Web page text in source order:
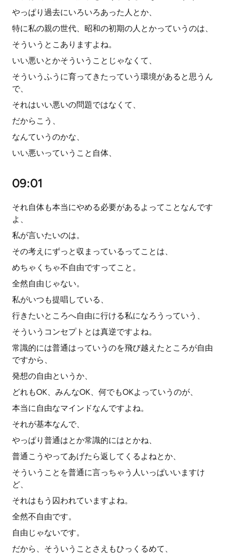
やっぱり過去にいろいろあった人とか、
特に私の親の世代、昭和の初期の人とかっていうのは、
そういうとこありますよね。
いい悪いとかそういうことじゃなくて、
そういうふうに育ってきたっていう環境があると思うん
で、
それはいい悪いの問題ではなくて、
だからこう、
なんていうのかな、
いい悪いっていうこと自体、
09:01
それ自体も本当にやめる必要があるよってことなんです
よ、
私が言いたいのは。
その考えにずっと収まっているってことは、
めちゃくちゃ不自由ですってこと。
全然自由じゃない。
私がいつも提唱している、
行きたいところへ自由に行ける私になろうっていう、
そういうコンセプトとは真逆ですよね。
常識的には普通はっていうのを飛び越えたところが自由
ですから、
発想の自由というか、
どれもOK、みんなOK、何でもOKよっていうのが、
本当に自由なマインドなんですよね。
それが基本なんで、
やっぱり普通はとか常識的にはとかね、
普通こうやってあげたら返してくるよねとか、
そういうことを普通に言っちゃう人いっぱいいますけ
ど、
それはもう囚われていますよね。
全然不自由です。
自由じゃないです。
だから、そういうことさえもひっくるめて、